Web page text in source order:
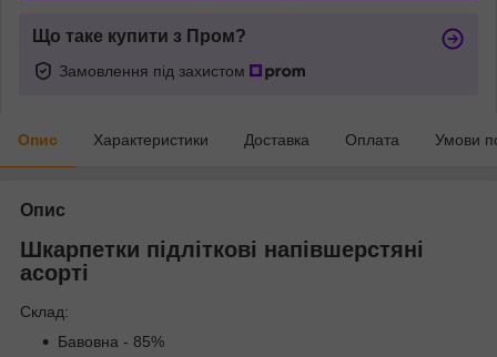
Що таке купити з Пром?
Замовлення під захистом
Опис Характеристики Доставка Оплата Умови
Опис
Шкарпетки підліткові напівшерстяні
асорті
Склад:
Бавовна - 85%